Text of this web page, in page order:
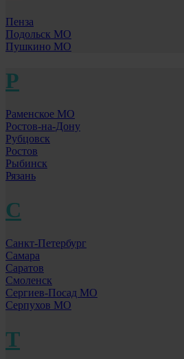
Пенза
Подольск МО
Пушкино МО
Р
Раменское МО
Ростов-на-Дону
Рубцовск
Ростов
Рыбинск
Рязань
С
Санкт-Петербург
Самара
Саратов
Смоленск
Сергиев-Посад МО
Серпухов МО
Т